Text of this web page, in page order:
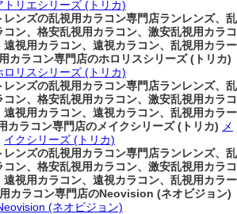
トリエシリーズ (トリカ)
ンズの乱視用カラコン専門店ランレンズ、乱
ン、格安乱視用カラコン、激安乱視用カラコ
視用カラコン、遠視カラコン、乱視用カラー
カラコン専門店のホロリスシリーズ (トリカ)
ロリスシリーズ (トリカ)
ンズの乱視用カラコン専門店ランレンズ、乱
ン、格安乱視用カラコン、激安乱視用カラコ
視用カラコン、遠視カラコン、乱視用カラー
カラコン専門店のメイクシリーズ (トリカ) メ
イクシリーズ (トリカ)
ンズの乱視用カラコン専門店ランレンズ、乱
ン、格安乱視用カラコン、激安乱視用カラコ
視用カラコン、遠視カラコン、乱視用カラー
カラコン専門店のNeovision (ネオビジョン)
(ネオビジョン)